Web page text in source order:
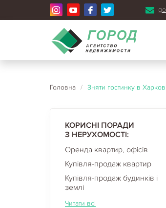
Головна / Зняти гостинку в Харкові
КОРИСНІ ПОРАДИ
З НЕРУХОМОСТІ:
Оренда квартир, офісів
Купівля-продаж квартир
Купівля-продаж будинків і
землі
Читати всі